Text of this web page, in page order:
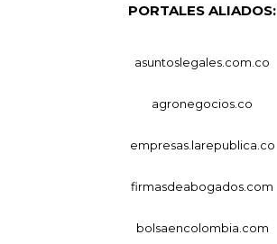
PORTALES ALIADOS:
asuntoslegales.com.co
agronegocios.co
empresas.larepublica.co
firmasdeabogados.com
bolsaencolombia.com